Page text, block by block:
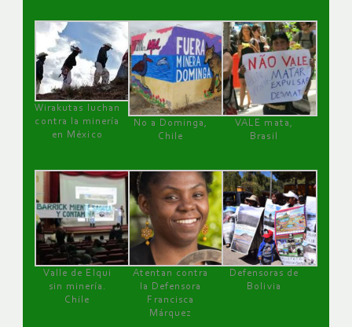
Wirakutas luchan
contra la minería
en México
No a Dominga,
Chile
VALE mata,
Brasil
Valle de Elqui
sin minería.
Chile
Atentan contra
la Defensora
Francisca
Márquez
Defensoras de
Bolivia